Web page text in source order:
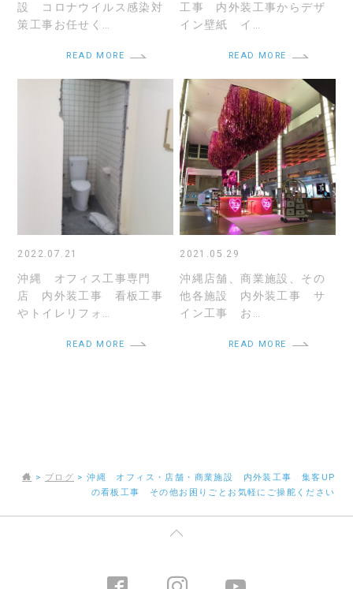
設 コロナウイルス感染対
策工事お任せく…
READ MORE
工事 内外装工事からデザ
イン壁紙 イ…
READ MORE
2022.07.21
沖縄 オフィス工事専門
店 内外装工事 看板工事
やトイレリフォ…
READ MORE
2021.05.29
沖縄店舗、商業施設、その
他各施設 内外装工事 サ
イン工事 お…
READ MORE
> ブログ >沖縄 オフィス・店舗・商業施設 内外装工事 集客UP
の看板工事 その他お困りごとお気軽にご操舵ください